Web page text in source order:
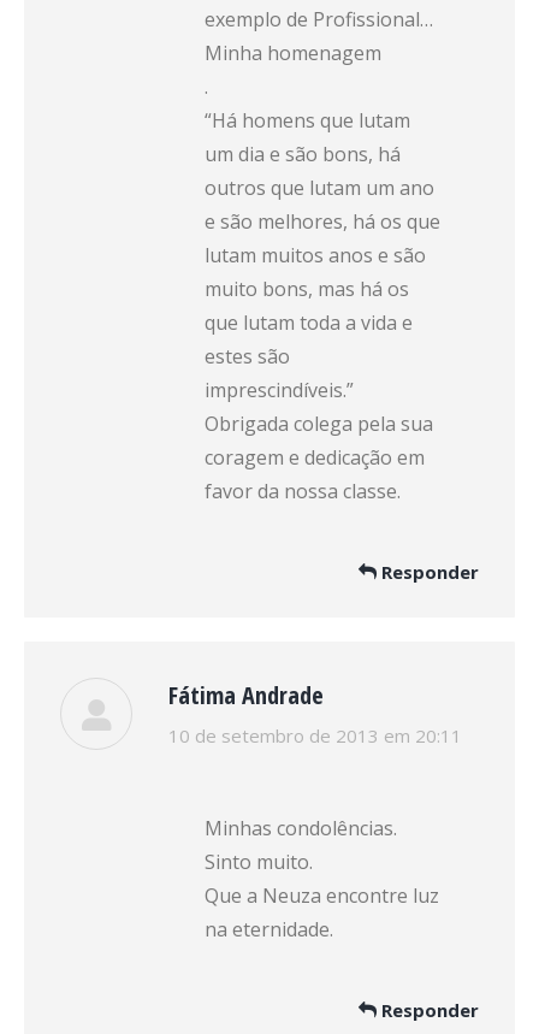
exemplo de Profissional…
Minha homenagem
.
“Há homens que lutam
um dia e são bons, há
outros que lutam um ano
e são melhores, há os que
lutam muitos anos e são
muito bons, mas há os
que lutam toda a vida e
estes são
imprescindíveis.”
Obrigada colega pela sua
coragem e dedicação em
favor da nossa classe.
Responder
Fátima Andrade
disse:
10 de setembro de 2013 em 20:11
Minhas condolências.
Sinto muito.
Que a Neuza encontre luz
na eternidade.
Responder